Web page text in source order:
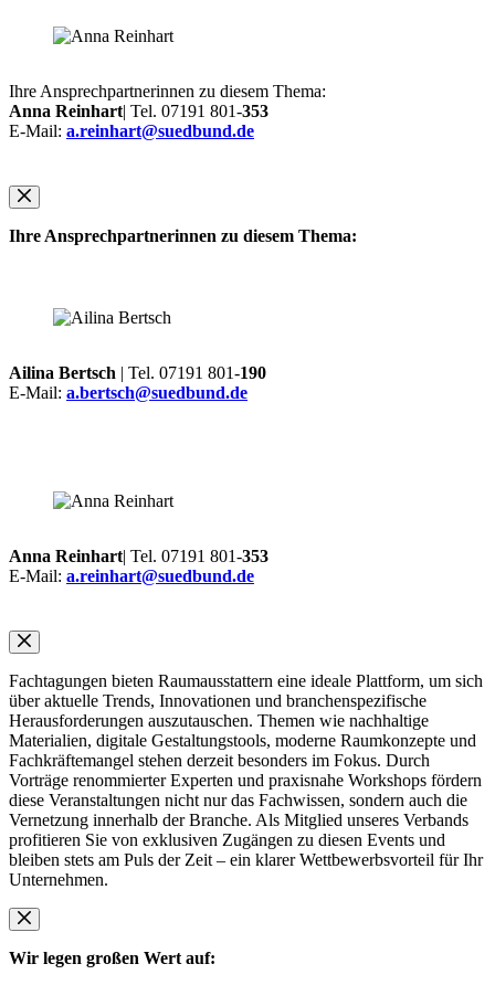
Ihre Ansprechpartnerinnen zu diesem Thema:
Anna Reinhart| Tel. 07191 801-353
E-Mail: a.reinhart@suedbund.de
Ihre Ansprechpartnerinnen zu diesem Thema:
Ailina Bertsch | Tel. 07191 801-190
E-Mail: a.bertsch@suedbund.de
Anna Reinhart| Tel. 07191 801-353
E-Mail: a.reinhart@suedbund.de
Fachtagungen bieten Raumausstattern eine ideale Plattform, um sich
über aktuelle Trends, Innovationen und branchenspezifische
Herausforderungen auszutauschen. Themen wie nachhaltige
Materialien, digitale Gestaltungstools, moderne Raumkonzepte und
Fachkräftemangel stehen derzeit besonders im Fokus. Durch
Vorträge renommierter Experten und praxisnahe Workshops fördern
diese Veranstaltungen nicht nur das Fachwissen, sondern auch die
Vernetzung innerhalb der Branche. Als Mitglied unseres Verbands
profitieren Sie von exklusiven Zugängen zu diesen Events und
bleiben stets am Puls der Zeit – ein klarer Wettbewerbsvorteil für Ihr
Unternehmen.
Wir legen großen Wert auf: